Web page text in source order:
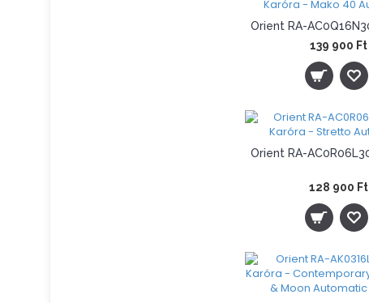
139 900 Ft
128 900 Ft